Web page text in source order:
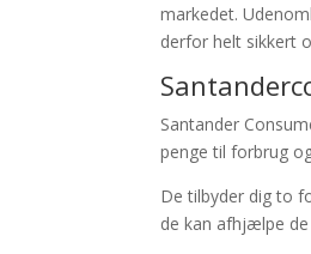
markedet.
derfor helt sikkert
Santander
penge til forbrug
De tilbyder dig to
de kan afhjælpe